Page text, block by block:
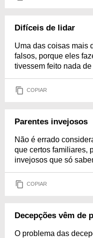
Difíceis de lidar
Uma das coisas mais
falsos, porque eles
tivessem feito nada de
COPIAR
Parentes invejosos
Não é errado
que certos familiares,
invejosos que só
COPIAR
Decepções vêm de
O problema das